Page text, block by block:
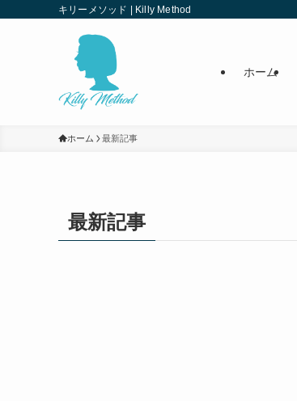
キリーメソッド | Killy Method
ホーム
ホーム 最新記事
最新記事